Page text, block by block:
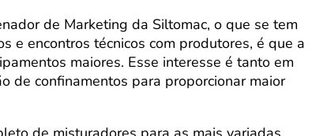
de Marketing da Siltomac, o que se tem
e encontros técnicos com produtores, é que a
maiores. Esse interesse é tanto em
de confinamentos para proporcionar maior